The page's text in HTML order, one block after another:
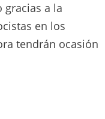
a la
en los
tendrán ocasión